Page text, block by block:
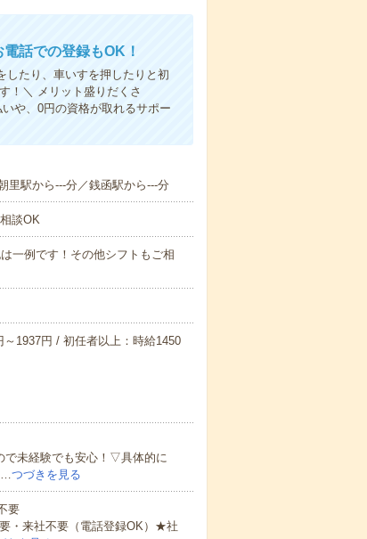
話での登録もOK！
たり、車いすを押したりと初
！＼ メリット盛りだくさ
や、0円の資格が取れるサポー
里駅から---分／銭函駅から---分
談OK
一例です！その他シフトもご相
1937円 / 初任者以上：時給1450
で未経験でも安心！▽具体的に
…つづきを見る
要
・来社不要（電話登録OK）★社